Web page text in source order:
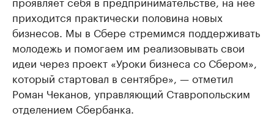
приходится практически половина новых
бизнесов. Мы в Сбере стремимся поддерживать
молодежь и помогаем им реализовывать свои
идеи через проект «Уроки бизнеса со Сбером»,
который стартовал в сентябре», — отметил
Роман Чеканов, управляющий Ставропольским
отделением Сбербанка.